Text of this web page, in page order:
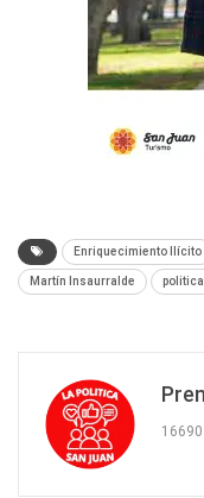
Enriquecimiento Ilícito
Martín Insaurralde politica